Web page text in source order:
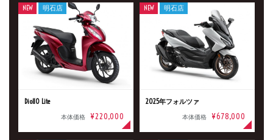
Dio110 Lite
本体価格 ¥220,000
NEW 明石店
2025年フォルツァ
本体価格 ¥678,000
NEW 明石店